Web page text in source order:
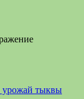
урожай тыквы